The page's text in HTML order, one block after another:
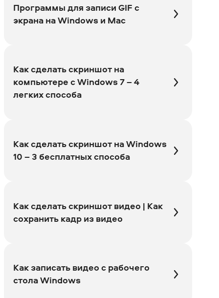
Программы для записи GIF с
экрана на Windows и Mac
Как сделать скриншот на
компьютере c Windows 7 – 4
легких способа
Как сделать скриншот на Windows
10 – 3 бесплатных способа
Как сделать скриншот видео | Как
сохранить кадр из видео
Как записать видео с рабочего
стола Windows